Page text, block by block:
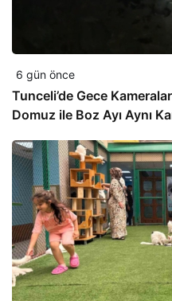
6 gün önce
Tunceli’de Gece
Domuz ile Boz Ayı Aynı